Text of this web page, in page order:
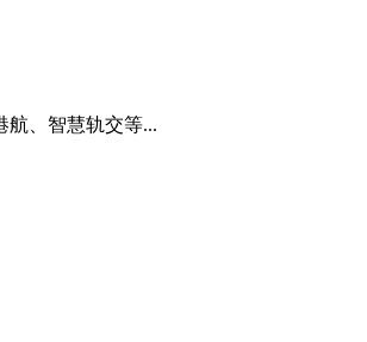
航、智慧轨交等...